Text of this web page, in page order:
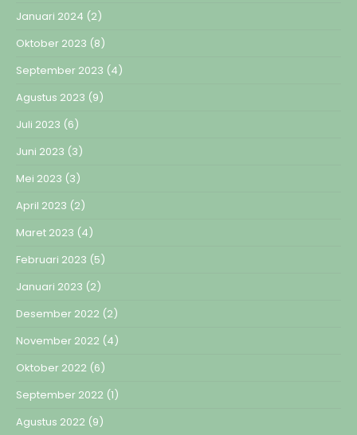
Januari 2024 (2)
Oktober 2023 (8)
September 2023 (4)
Agustus 2023 (9)
Juli 2023 (6)
Juni 2023 (3)
Mei 2023 (3)
April 2023 (2)
Maret 2023 (4)
Februari 2023 (5)
Januari 2023 (2)
Desember 2022 (2)
November 2022 (4)
Oktober 2022 (6)
September 2022 (1)
Agustus 2022 (9)